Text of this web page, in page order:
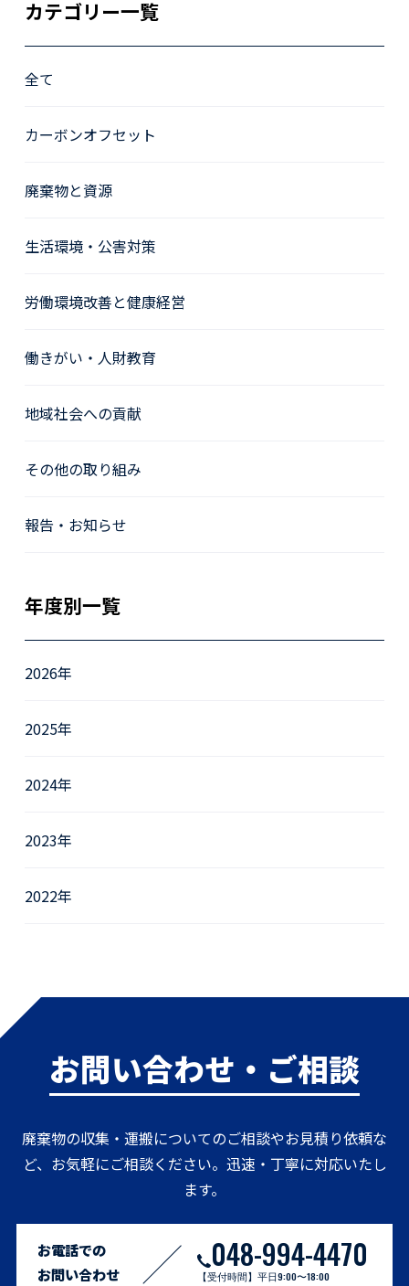
カテゴリー一覧
全て
カーボンオフセット
廃棄物と資源
生活環境・公害対策
労働環境改善と健康経営
働きがい・人財教育
地域社会への貢献
その他の取り組み
報告・お知らせ
年度別一覧
2026年
2025年
2024年
2023年
2022年
お問い合わせ・ご相談
廃棄物の収集・運搬についてのご相談やお見積り依頼な
ど、お気軽にご相談ください。迅速・丁寧に対応いたし
ます。
お電話での
お問い合わせ
048-994-4470
【受付時間】平日9:00〜18:00